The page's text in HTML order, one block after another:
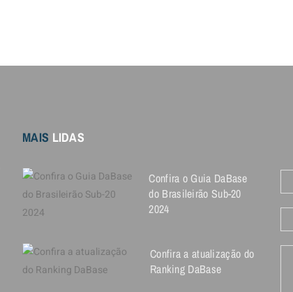
MAIS LIDAS
Confira o Guia DaBase
do Brasileirão Sub-20
2024
Confira a atualização do
Ranking DaBase